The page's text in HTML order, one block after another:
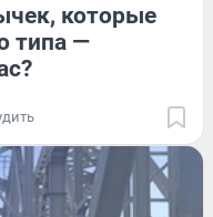
которые
типа —